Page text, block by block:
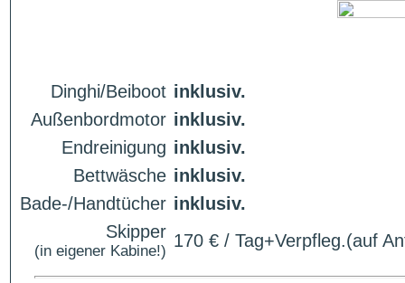
Dinghi/Beiboot inklusiv.
Außenbordmotor inklusiv.
Endreinigung inklusiv.
Bettwäsche inklusiv.
Bade-/Handtücher inklusiv.
Skipper
(in eigener Kabine!)
170 € / Tag+Verpfleg.(auf